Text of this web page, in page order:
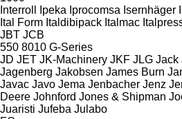
Interroll
Ipeka Iprocomsa Isernhäger
Ital Form Italdibipack Italmac
JBT JCB
550 8010 G-Series
JD JET JK-Machinery JKF JLG Jack
Jagenberg Jakobsen James Burn
Javac Javo Jema Jenbacher Jenz
Deere Johnford Jones & Shipman
Juaristi Jufeba Julabo